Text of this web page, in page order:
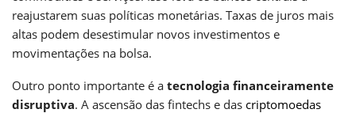
reajustarem suas políticas monetárias. Taxas de juros mais
altas podem desestimular novos investimentos e
movimentações na bolsa.
Outro ponto importante é a tecnologia financeiramente
disruptiva. A ascensão das fintechs e das criptomoedas